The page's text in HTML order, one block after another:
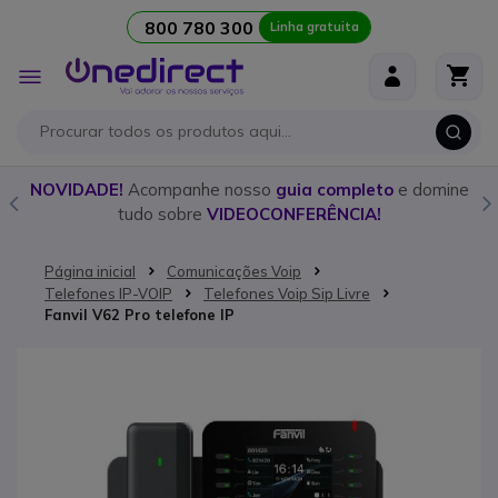
800 780 300 Linha gratuita
Alternar
Nav
NOVIDADE! Acompanhe nosso guia completoe domine
tudo sobre VIDEOCONFERÊNCIA!
Página inicial
Comunicações Voip
Telefones IP-VOIP
Telefones Voip Sip Livre
Fanvil V62 Pro telefone IP